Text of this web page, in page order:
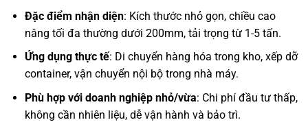
Đặc điểm nhận diện: Kích thước nhỏ gọn, chiều cao
nâng tối đa thường dưới 200mm, tải trọng từ 1-5 tấn.
Ứng dụng thực tế: Di chuyển hàng hóa trong kho, xếp dỡ
container, vận chuyển nội bộ trong nhà máy.
Phù hợp với doanh nghiệp nhỏ/vừa: Chi phí đầu tư thấp,
không cần nhiên liệu, dễ vận hành và bảo trì.